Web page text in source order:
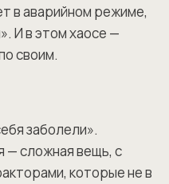
в аварийном режиме,
И в этом хаосе —
своим.
заболели».
— сложная вещь, с
которые не в